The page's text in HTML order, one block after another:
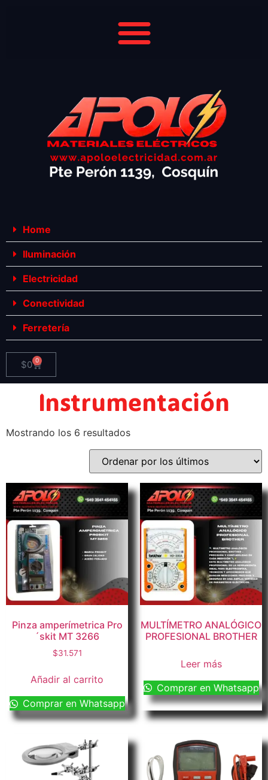
Home
Iluminación
Electricidad
Conectividad
Ferretería
$0 0
Instrumentación
Mostrando los 6 resultados
Pinza amperímetrica Pro
´skit MT 3266
$31.571
Añadir al carrito
Comprar en Whatsapp
MULTÍMETRO ANALÓGICO
PROFESIONAL BROTHER
Leer más
Comprar en Whatsapp